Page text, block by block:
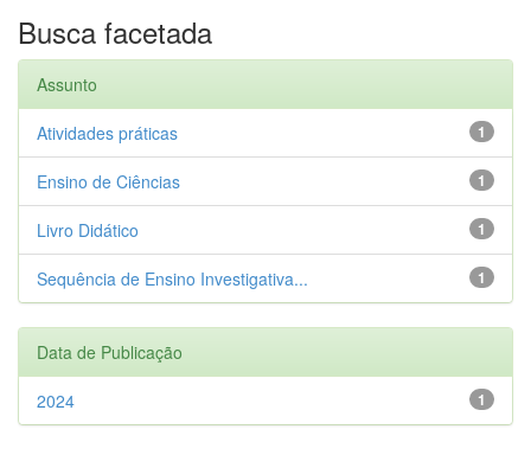
Busca facetada
Assunto
1
Atividades práticas
1
Ensino de Ciências
1
Livro Didático
1
Sequência de Ensino Investigativa...
Data de Publicação
1
2024